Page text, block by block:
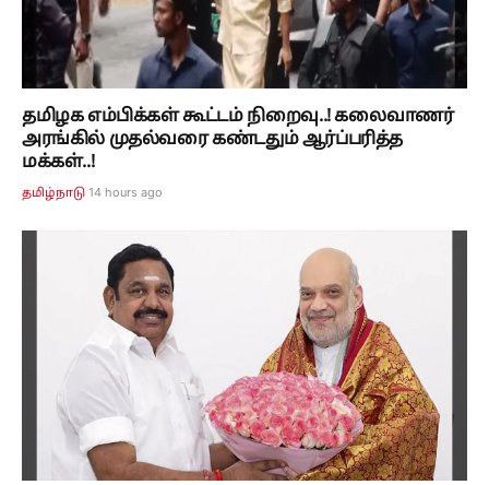
தமிழக எம்பிக்கள் கூட்டம் நிறைவு..! கலைவாணர்
அரங்கில் முதல்வரை கண்டதும் ஆர்ப்பரித்த
மக்கள்..!
தமிழ்நாடு 14 hours ago